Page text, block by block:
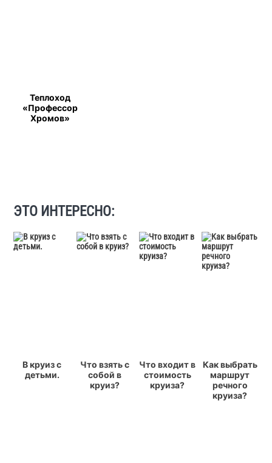
Теплоход
«Профессор
Хромов»
ЭТО ИНТЕРЕСНО:
В круиз с
детьми.
Что взять с
собой в
круиз?
Что входит в
стоимость
круиза?
Как выбрать
маршрут
речного
круиза?